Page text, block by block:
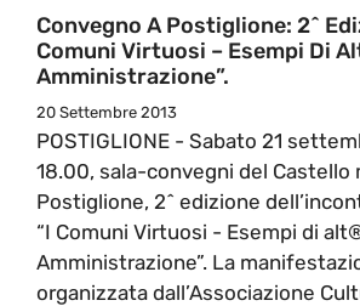
Convegno A Postiglione: 2^
Comuni Virtuosi – Esempi Di
Amministrazione”.
20 Settembre 2013
POSTIGLIONE - Sabato 21
18.00, sala-convegni del Castello
Postiglione, 2^ edizione
“I Comuni Virtuosi - Esempi di
Amministrazione”. La
organizzata dall’Associazione